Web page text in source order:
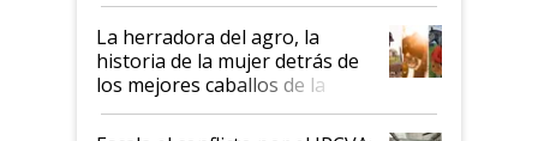
establecimientos en Argentina
La herradora del agro, la
historia de la mujer detrás de
los mejores caballos de la
Argentina y los mitos que
todavía hacen sufrir a estos